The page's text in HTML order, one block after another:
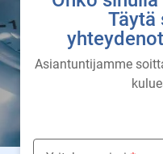
Täytä
Asiantuntijamme